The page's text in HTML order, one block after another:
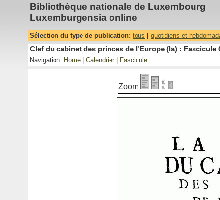
Bibliothèque nationale de Luxembourg
Luxemburgensia online
Sélection du type de publication: tous quotidiens et
Clef du cabinet des princes de l'Europe (la) : Fascicule
Navigation: Home Calendrier Fascicule
Zoom